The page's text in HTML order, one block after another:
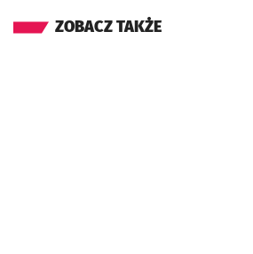
ZOBACZ TAKŻE